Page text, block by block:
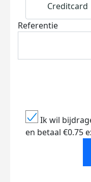
Creditcard
Referentie
Ik wil
en betaal €0.75